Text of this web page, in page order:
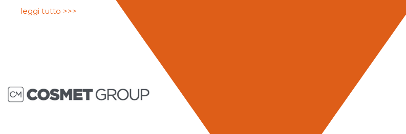
leggi tutto >>>